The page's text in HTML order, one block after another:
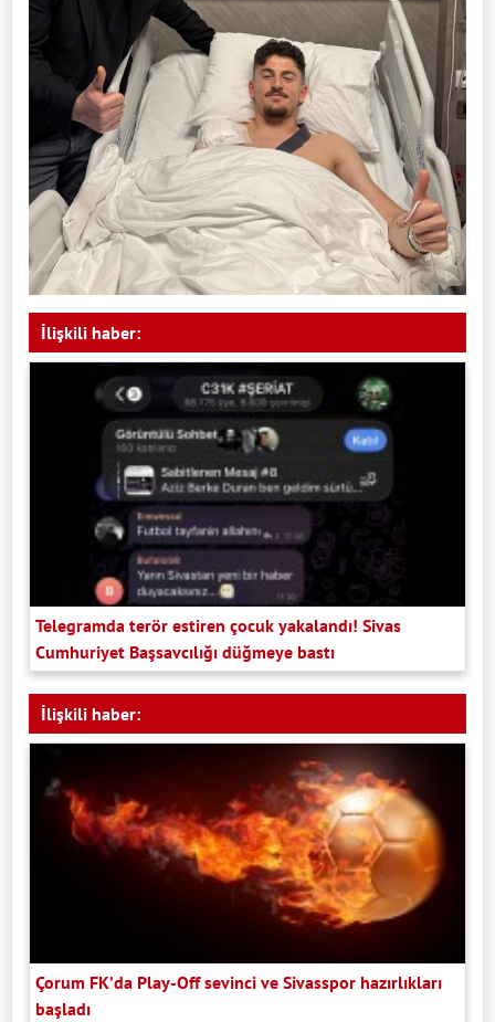
İlişkili haber:
Telegramda terör estiren çocuk yakalandı! Sivas
Cumhuriyet Başsavcılığı düğmeye bastı
İlişkili haber:
Çorum FK’da Play-Off sevinci ve Sivasspor hazırlıkları
başladı